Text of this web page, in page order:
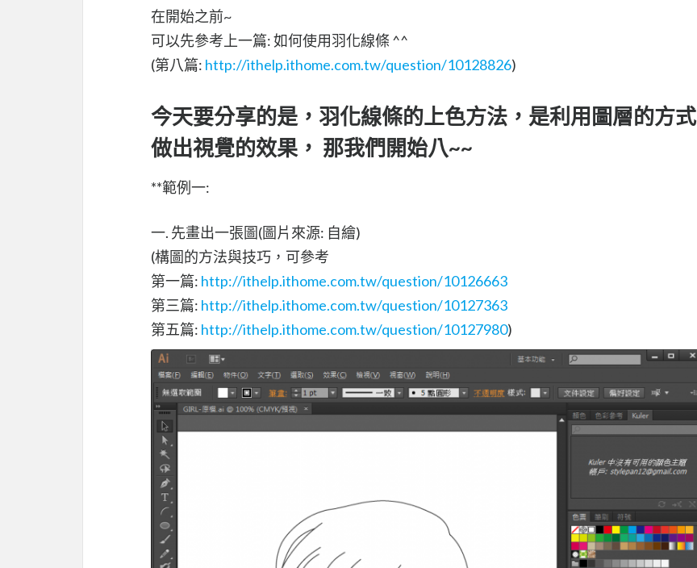
在開始之前~
可以先參考上一篇: 如何使用羽化線條 ^^
(第八篇: http://ithelp.ithome.com.tw/question/10128826)
今天要分享的是，羽化線條的上色方法，是利用圖層的方式
做出視覺的效果， 那我們開始八~~
**範例一:
一. 先畫出一張圖(圖片來源: 自繪)
(構圖的方法與技巧，可參考
第一篇: http://ithelp.ithome.com.tw/question/10126663
第三篇: http://ithelp.ithome.com.tw/question/10127363
第五篇: http://ithelp.ithome.com.tw/question/10127980)